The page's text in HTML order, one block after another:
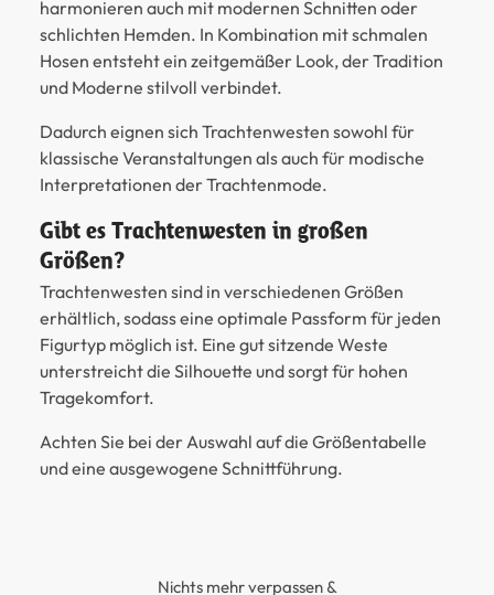
harmonieren auch mit modernen Schnitten oder
schlichten Hemden. In Kombination mit schmalen
Hosen entsteht ein zeitgemäßer Look, der Tradition
und Moderne stilvoll verbindet.
Dadurch eignen sich Trachtenwesten sowohl für
klassische Veranstaltungen als auch für modische
Interpretationen der Trachtenmode.
Gibt es Trachtenwesten in großen
Größen?
Trachtenwesten sind in verschiedenen Größen
erhältlich, sodass eine optimale Passform für jeden
Figurtyp möglich ist. Eine gut sitzende Weste
unterstreicht die Silhouette und sorgt für hohen
Tragekomfort.
Achten Sie bei der Auswahl auf die Größentabelle
und eine ausgewogene Schnittführung.
Nichts mehr verpassen &